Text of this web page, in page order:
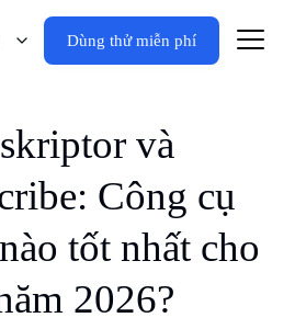
Dùng thử miễn phí
và
Công cụ
tốt nhất cho
2026?